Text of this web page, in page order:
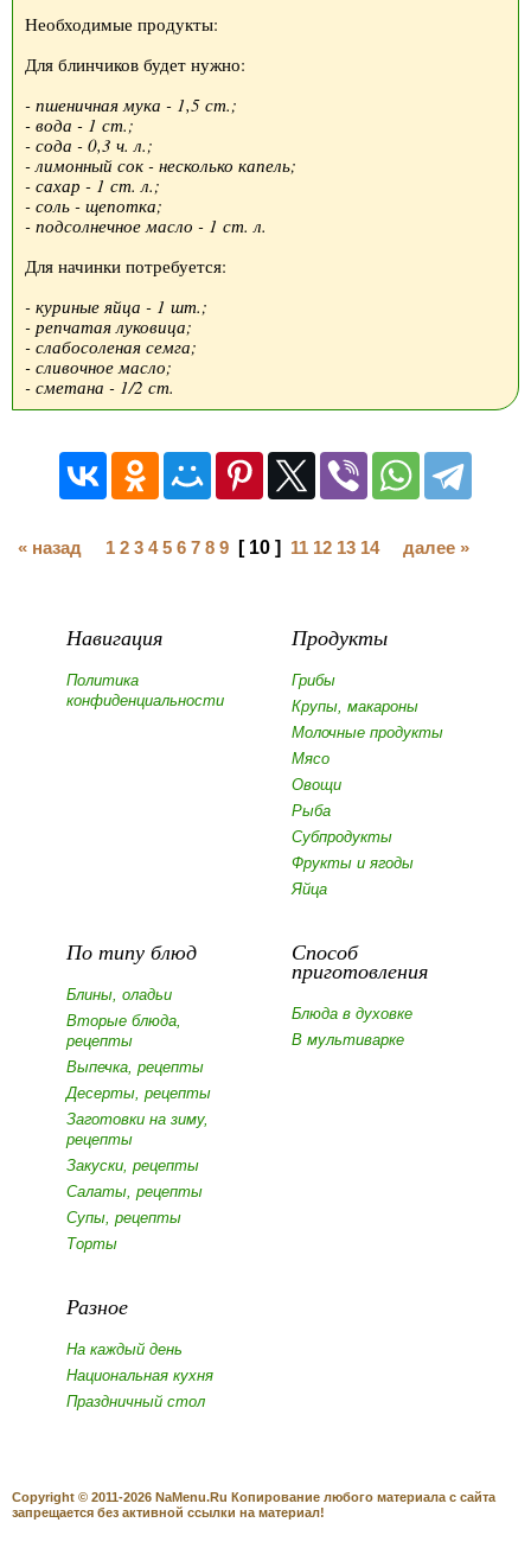
Необходимые продукты:
Для блинчиков будет нужно:
- пшеничная мука - 1,5 ст.;
- вода - 1 ст.;
- сода - 0,3 ч. л.;
- лимонный сок - несколько капель;
- сахар - 1 ст. л.;
- соль - щепотка;
- подсолнечное масло - 1 ст. л.
Для начинки потребуется:
- куриные яйца - 1 шт.;
- репчатая луковица;
- слабосоленая семга;
- сливочное масло;
- сметана - 1/2 ст.
« назад 1 2 3 4 5 6 7 8 9 [ 10 ] 11 12 13 14 далее »
Навигация
Политика
конфиденциальности
Продукты
Грибы
Крупы, макароны
Молочные продукты
Мясо
Овощи
Рыба
Субпродукты
Фрукты и ягоды
Яйца
По типу блюд
Блины, оладьи
Вторые блюда,
рецепты
Выпечка, рецепты
Десерты, рецепты
Заготовки на зиму,
рецепты
Закуски, рецепты
Салаты, рецепты
Супы, рецепты
Торты
Способ
приготовления
Блюда в духовке
В мультиварке
Разное
На каждый день
Национальная кухня
Праздничный стол
Copyright © 2011-2026 NaMenu.Ru Копирование любого материала с сайта
запрещается без активной ссылки на материал!